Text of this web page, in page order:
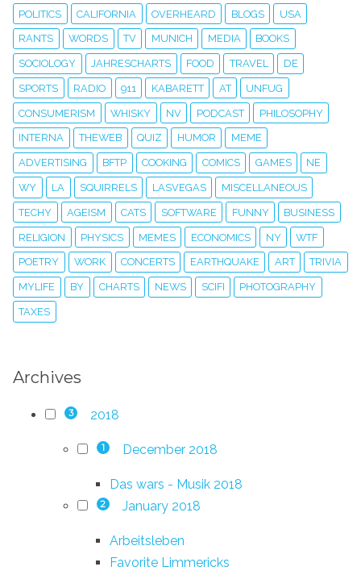
POLITICS CALIFORNIA OVERHEARD BLOGS USA
RANTS WORDS TV MUNICH MEDIA BOOKS
SOCIOLOGY JAHRESCHARTS FOOD TRAVEL DE
SPORTS RADIO 911 KABARETT AT UNFUG
CONSUMERISM WHISKY NV PODCAST PHILOSOPHY
INTERNA THEWEB QUIZ HUMOR MEME
ADVERTISING BFTP COOKING COMICS GAMES NE
WY LA SQUIRRELS LASVEGAS MISCELLANEOUS
TECHY AGEISM CATS SOFTWARE FUNNY BUSINESS
RELIGION PHYSICS MEMES ECONOMICS NY WTF
POETRY WORK CONCERTS EARTHQUAKE ART TRIVIA
MYLIFE BY CHARTS NEWS SCIFI PHOTOGRAPHY
TAXES
Archives
3 2018
1 December 2018
Das wars - Musik 2018
2 January 2018
Arbeitsleben
Favorite Limmericks